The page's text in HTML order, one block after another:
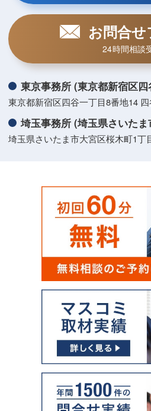
お問合
24時間相談
東京事務所 (東京都新宿区四
東京都新宿区四谷一丁目8番地14
埼玉事務所 (埼玉県さいたま
埼玉県さいたま市大宮区桜木町1丁